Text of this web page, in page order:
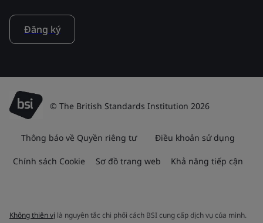
Đăng ký
© The British Standards Institution 2026
Thông báo về Quyền riêng tư Điều khoản sử dụng
Chính sách Cookie Sơ đồ trang web Khả năng tiếp cận
Không thiên vị là nguyên tắc chi phối cách BSI cung cấp dịch vụ của mình.